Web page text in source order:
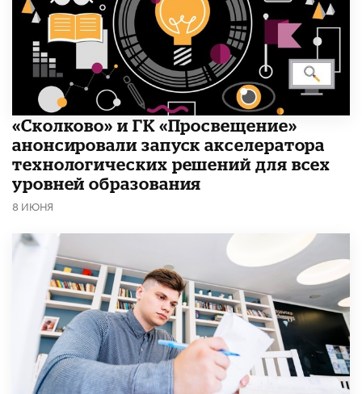
«Сколково» и ГК «Просвещение»
анонсировали запуск акселератора
технологических решений для всех
уровней образования
8 ИЮНЯ